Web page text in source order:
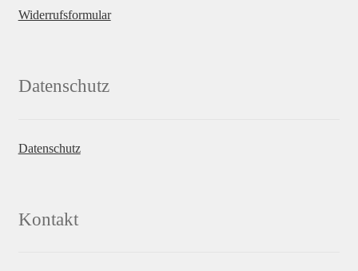
Widerrufsformular
Datenschutz
Datenschutz
Kontakt